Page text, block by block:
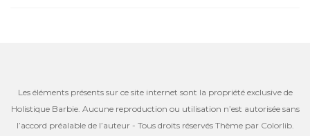
Les éléments présents sur ce site internet sont la propriété exclusive de
Holistique Barbie. Aucune reproduction ou utilisation n’est autorisée sans
l’accord préalable de l’auteur - Tous droits réservés Thème par Colorlib.